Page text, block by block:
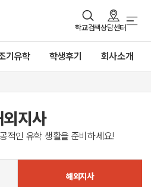
학교검색상담센터
기유학 학생후기 회사소개
외지사
적인 유학 생활을 준비하세요!
해외지사